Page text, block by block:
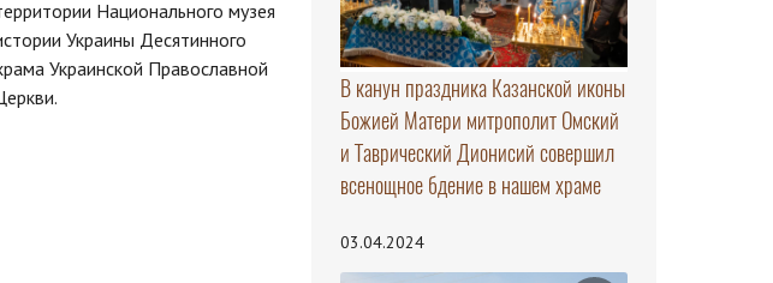
Национального музея
Украины Десятинного
Украинской Православной
В канун праздника Казанской иконы
Божией Матери митрополит Омский
и Таврический Дионисий совершил
всенощное бдение в нашем храме
03.04.2024